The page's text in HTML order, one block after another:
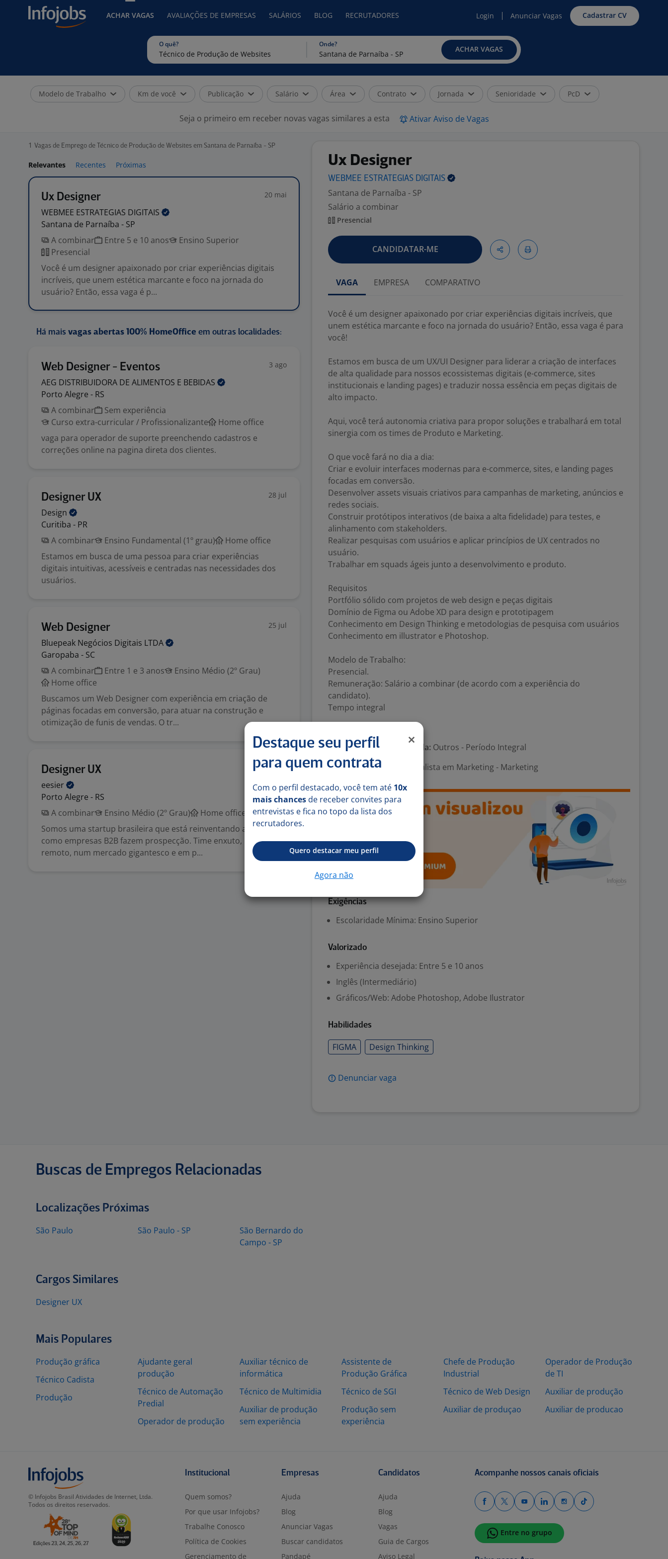
ACHAR VAGAS AVALIAÇÕES DE EMPRESAS SALÁRIOS BLOG RECRUTADORES Login Anunciar Vagas Cadastrar CV
O quê? Onde?
ACHAR VAGAS
Modelo de Trabalho Km de você Publicação Salário Área Contrato Jornada Senioridade PcD
Seja o primeiro em receber novas vagas similares a esta Ativar Aviso de Vagas
1 Vagas de Emprego de Técnico de Produção de Websites em Santana de Parnaíba - SP
Relevantes Recentes Próximas
Ux Designer 20 mai
WEBMEE ESTRATEGIAS DIGITAIS
Santana de Parnaíba - SP
A combinar
Entre 5 e 10 anos
Ensino Superior
Presencial
Você é um designer apaixonado por criar experiências digitais
incríveis, que unem estética marcante e foco na jornada do
usuário? Então, essa vaga é p...
Há mais vagas abertas 100% HomeOffice em outras localidades:
Web Designer - Eventos 3 ago
AEG DISTRIBUIDORA DE ALIMENTOS E BEBIDAS
Porto Alegre - RS
A combinar
Sem experiência
Curso extra-curricular / Profissionalizante
Home office
vaga para operador de suporte preenchendo cadastros e
correções online na pagina direta dos clientes.
Designer UX 28 jul
Design
Curitiba - PR
A combinar
Ensino Fundamental (1º grau)
Home office
Estamos em busca de uma pessoa para criar experiências
digitais intuitivas, acessíveis e centradas nas necessidades dos
usuários.
Web Designer 25 jul
Bluepeak Negócios Digitais LTDA
Garopaba - SC
A combinar
Entre 1 e 3 anos
Ensino Médio (2º Grau)
Home office
Buscamos um Web Designer com experiência em criação de
páginas focadas em conversão, para atuar na construção e
otimização de funis de vendas. O tr...
Designer UX 21 mai
eesier
Porto Alegre - RS
A combinar
Ensino Médio (2º Grau)
Home office
Somos uma startup brasileira que está reinventando a forma
como empresas B2B fazem prospecção. Time enxuto, 100%
remoto, num mercado gigantesco e em p...
Ux Designer
WEBMEE ESTRATEGIAS DIGITAIS
Santana de Parnaíba - SP
Salário a combinar
Presencial
CANDIDATAR-ME
VAGA EMPRESA COMPARATIVO
Você é um designer apaixonado por criar experiências digitais incríveis, que
unem estética marcante e foco na jornada do usuário? Então, essa vaga é para
você!
Estamos em busca de um UX/UI Designer para liderar a criação de interfaces
de alta qualidade para nossos ecossistemas digitais (e-commerce, sites
institucionais e landing pages) e traduzir nossa essência em peças digitais de
alto impacto.
Aqui, você terá autonomia criativa para propor soluções e trabalhará em total
sinergia com os times de Produto e Marketing.
O que você fará no dia a dia:
Criar e evoluir interfaces modernas para e-commerce, sites, e landing pages
focadas em conversão.
Desenvolver assets visuais criativos para campanhas de marketing, anúncios e
redes sociais.
Construir protótipos interativos (de baixa a alta fidelidade) para testes, e
alinhamento com stakeholders.
Realizar pesquisas com usuários e aplicar princípios de UX centrados no
usuário.
Trabalhar em squads ágeis junto a desenvolvimento e produto.
Requisitos
Portfólio sólido com projetos de web design e peças digitais
Domínio de Figma ou Adobe XD para design e prototipagem
Conhecimento em Design Thinking e metodologias de pesquisa com usuários
Conhecimento em illustrator e Photoshop.
Modelo de Trabalho:
Presencial.
Remuneração: Salário a combinar (de acordo com a experiência do
candidato).
Tempo integral
Tipo de contrato e Jornada: Outros - Período Integral
Área Profissional:
Especialista em Marketing - Marketing
Exigências
Escolaridade Mínima: Ensino Superior
Valorizado
Experiência desejada: Entre 5 e 10 anos
Inglês (Intermediário)
Gráficos/Web: Adobe Photoshop, Adobe Ilustrator
Habilidades
FIGMA Design Thinking
Denunciar vaga
Buscas de Empregos Relacionadas
Localizações Próximas
São Paulo São Paulo - SP
São Bernardo do
Campo - SP
Cargos Similares
Designer UX
Mais Populares
Produção gráfica
Técnico Cadista
Produção
Ajudante geral
produção
Técnico de Automação
Predial
Operador de produção
Auxiliar técnico de
informática
Técnico de Multimidia
Auxiliar de produção
sem experiência
Assistente de
Produção Gráfica
Técnico de SGI
Produção sem
experiência
Chefe de Produção
Industrial
Técnico de Web Design
Auxiliar de produçao
Operador de Produção
de TI
Auxiliar de produção
Auxiliar de producao
Destaque seu perfil
para quem contrata
Com o perfil destacado, você tem até 10x
mais chances de receber convites para
entrevistas e fica no topo da lista dos
recrutadores.
Quero destacar meu perfil
Agora não
© Infojobs Brasil Atividades de Internet, Ltda.
Todos os direitos reservados.
Institucional
Quem somos?
Por que usar Infojobs?
Trabalhe Conosco
Política de Cookies
Gerenciamento de
Empresas
Ajuda
Blog
Anunciar Vagas
Buscar candidatos
Pandapé
Candidatos
Ajuda
Blog
Vagas
Guia de Cargos
Aviso Legal
Acompanhe nossos canais oficiais
Entre no grupo